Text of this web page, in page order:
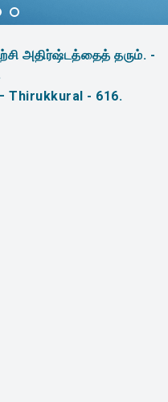
அதிர்ஷ்டத்தைத் தரும். -
Thirukkural - 616.